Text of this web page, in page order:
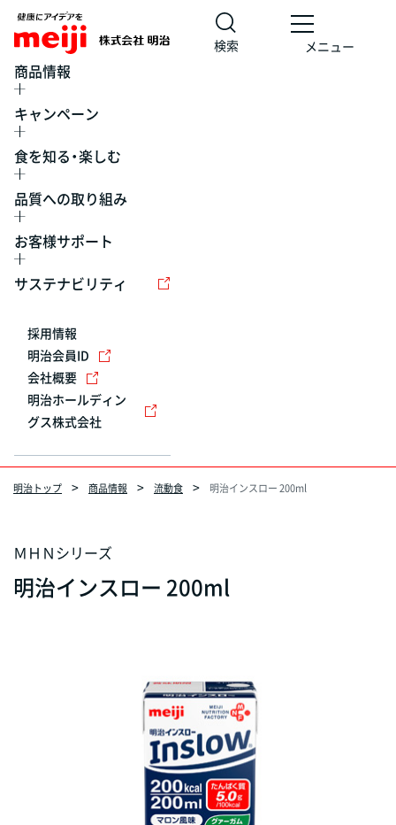
検索 メニュー
商品情報
キャンペーン
食を知る・楽しむ
品質への取り組み
お客様サポート
サステナビリティ
採用情報
明治会員ID
会社概要
明治ホールディン
グス株式会社
明治トップ 商品情報 流動食 明治インスロー 200ml
ＭＨＮシリーズ
明治インスロー 200ml